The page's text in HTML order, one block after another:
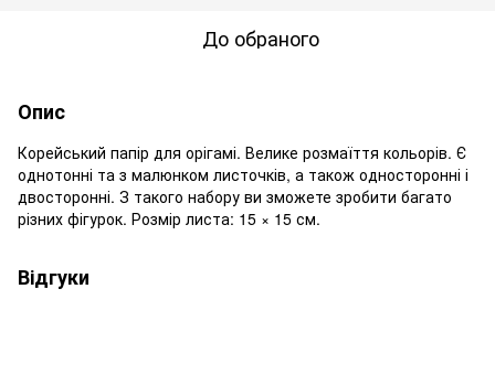
До обраного
Опис
Корейський папір для орігамі. Велике розмаїття кольорів. Є
однотонні та з малюнком листочків, а також односторонні і
двосторонні. З такого набору ви зможете зробити багато
різних фігурок. Розмір листа: 15 × 15 см.
Відгуки